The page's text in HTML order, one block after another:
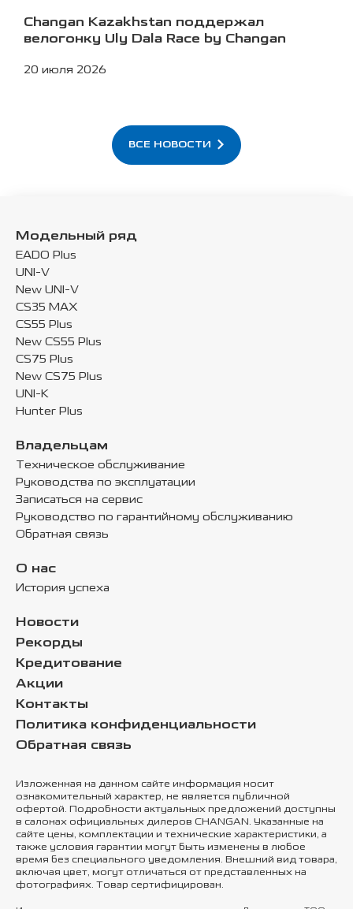
Changan Kazakhstan поддержал
велогонку Uly Dala Race by Changan
20 июля 2026
ВСЕ НОВОСТИ
Модельный ряд
EADO Plus
UNI-V
New UNI-V
CS35 MAX
CS55 Plus
New CS55 Plus
CS75 Plus
New CS75 Plus
UNI-K
Hunter Plus
Владельцам
Техническое обслуживание
Руководства по эксплуатации
Записаться на сервис
Руководство по гарантийному обслуживанию
Обратная связь
О нас
История успеха
Новости
Рекорды
Кредитование
Акции
Контакты
Политика конфиденциальности
Обратная связь
Изложенная на данном сайте информация носит
ознакомительный характер, не является публичной
офертой. Подробности актуальных предложений доступны
в салонах официальных дилеров CHANGAN. Указанные на
сайте цены, комплектации и технические характеристики, а
также условия гарантии могут быть изменены в любое
время без специального уведомления. Внешний вид товара,
включая цвет, могут отличаться от представленных на
фотографиях. Товар сертифицирован.